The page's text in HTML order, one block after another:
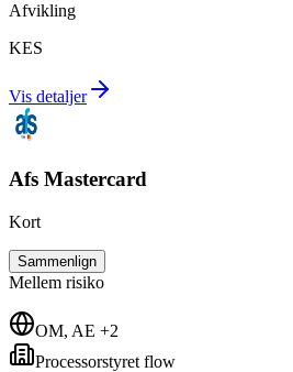
Afvikling
KES
Vis detaljer
Afs Mastercard
Kort
Sammenlign
Mellem risiko
OM, AE +2
Processorstyret flow